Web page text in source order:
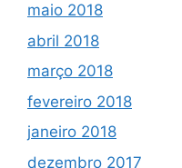
maio 2018
abril 2018
março 2018
fevereiro 2018
janeiro 2018
dezembro 2017